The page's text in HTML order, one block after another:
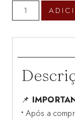
Quantidade
de
Reacção
📌
• Após a